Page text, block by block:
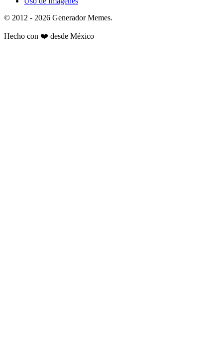
© 2012 - 2026 Generador Memes.
Hecho con ❤️ desde México